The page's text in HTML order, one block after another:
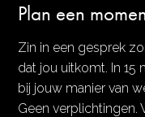
Plan een
Zin in een gesprek
dat jou uitkomt. In 15
bij jouw manier van
Geen verplichtingen.